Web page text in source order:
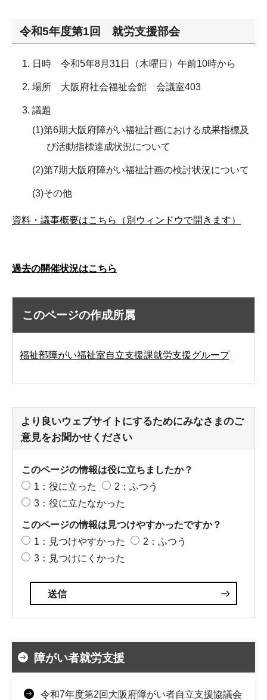
令和5年度第1回 就労支援部会
日時 令和5年8月31日（木曜日）午前10時から
場所 大阪府社会福祉会館 会議室403
議題
(1)第6期大阪府障がい福祉計画における成果指標及
び活動指標達成状況について
(2)第7期大阪府障がい福祉計画の検討状況について
(3)その他
資料・議事概要はこちら（別ウィンドウで開きます）
過去の開催状況はこちら
このページの作成所属
福祉部障がい福祉室自立支援課就労支援グループ
より良いウェブサイトにするためにみなさまのご
意見をお聞かせください
このページの情報は役に立ちましたか？
1：役に立った
2：ふつう
3：役に立たなかった
このページの情報は見つけやすかったですか？
1：見つけやすかった
2：ふつう
3：見つけにくかった
障がい者就労支援
令和7年度第2回大阪府障がい者自立支援協議会